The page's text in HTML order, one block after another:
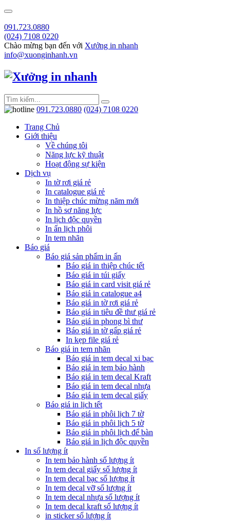
091.723.0880
(024) 7108 0220
Chào mừng bạn đến với Xưởng in nhanh
info@xuonginhanh.vn
091.723.0880 (024) 7108 0220
Trang Chủ
Giới thiệu
Về chúng tôi
Năng lực kỹ thuật
Hoạt động sự kiện
Dịch vụ
In tờ rơi giá rẻ
In catalogue giá rẻ
In thiệp chúc mừng năm mới
In hồ sơ năng lực
In lịch độc quyền
In ấn lịch phôi
In tem nhãn
Báo giá
Báo giá sản phẩm in ấn
Báo giá in thiệp chúc tết
Báo giá in túi giấy
Báo giá in card visit giá rẻ
Báo giá in catalogue a4
Báo giá in tờ rơi giá rẻ
Báo giá in tiêu đề thư giá rẻ
Báo giá in phong bì thư
Báo giá in tờ gấp giá rẻ
In kẹp file giá rẻ
Báo giá in tem nhãn
Báo giá in tem decal xi bạc
Báo giá in tem bảo hành
Báo giá in tem decal Kraft
Báo giá in tem decal nhựa
Báo giá in tem decal giấy
Báo giá in lịch tết
Báo giá in phôi lịch 7 tờ
Báo giá in phôi lịch 5 tờ
Báo giá in phôi lịch để bàn
Báo giá in lịch độc quyền
In số lượng ít
In tem bảo hành số lượng ít
In tem decal giấy số lượng ít
In tem decal bạc số lượng ít
In tem decal vỡ số lượng ít
In tem decal nhựa số lượng ít
In tem decal kraft số lượng ít
in sticker số lượng ít